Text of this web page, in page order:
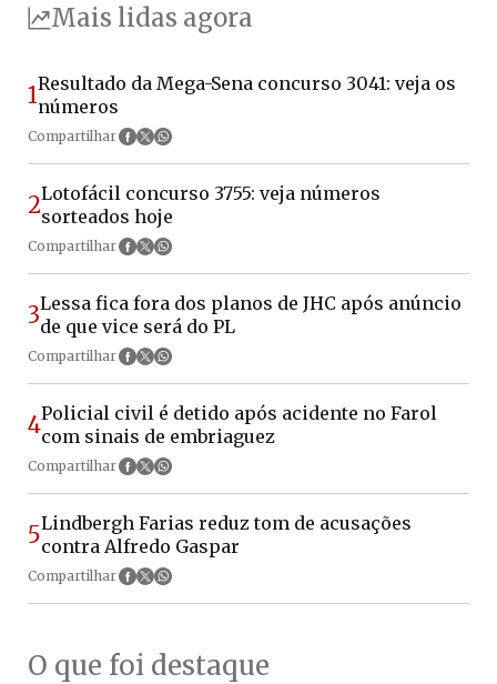
Mais lidas agora
1Resultado da Mega-Sena concurso 3041: veja os
números
Compartilhar
2Lotofácil concurso 3755: veja números
sorteados hoje
Compartilhar
3Lessa fica fora dos planos de JHC após anúncio
de que vice será do PL
Compartilhar
4Policial civil é detido após acidente no Farol
com sinais de embriaguez
Compartilhar
5Lindbergh Farias reduz tom de acusações
contra Alfredo Gaspar
Compartilhar
O que foi destaque